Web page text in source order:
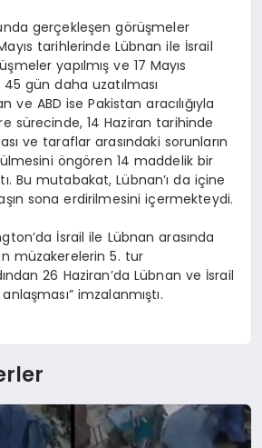
gerçekleşen görüşmeler
tarihlerinde Lübnan ile İsrail
yapılmış ve 17 Mayıs
gün daha uzatılması
ve ABD ise Pakistan aracılığıyla
sürecinde, 14 Haziran tarihinde
ve taraflar arasındaki sorunların
öngören 14 maddelik bir
Bu mutabakat, Lübnan’ı da içine
sona erdirilmesini içermekteydi.
İsrail ile Lübnan arasında
müzakerelerin 5. tur
26 Haziran’da Lübnan ve İsrail
imzalanmıştı.